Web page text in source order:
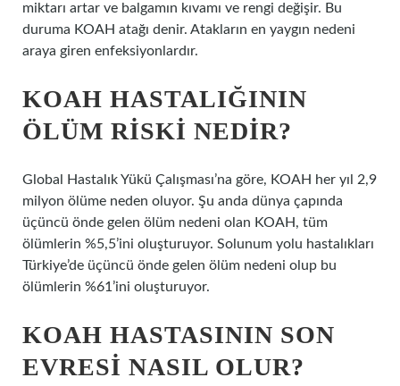
miktarı artar ve balgamın kıvamı ve rengi değişir. Bu
duruma KOAH atağı denir. Atakların en yaygın nedeni
araya giren enfeksiyonlardır.
KOAH HASTALIĞININ
ÖLÜM RISKI NEDIR?
Global Hastalık Yükü Çalışması’na göre, KOAH her yıl 2,9
milyon ölüme neden oluyor. Şu anda dünya çapında
üçüncü önde gelen ölüm nedeni olan KOAH, tüm
ölümlerin %5,5’ini oluşturuyor. Solunum yolu hastalıkları
Türkiye’de üçüncü önde gelen ölüm nedeni olup bu
ölümlerin %61’ini oluşturuyor.
KOAH HASTASININ SON
EVRESI NASIL OLUR?